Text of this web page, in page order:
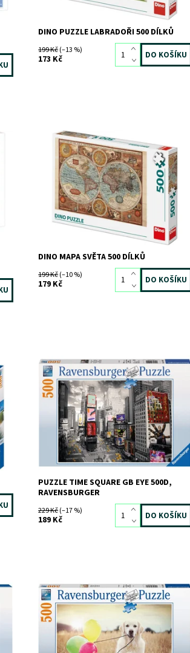
DINO PUZZLE LABRADOŘI 500 DÍLKŮ
199 Kč(–13 %)
173 Kč
Dostupnost: Skladem>3 ks
8090
Značka:
DINO
DINO MAPA SVĚTA 500 DÍLKŮ
199 Kč(–10 %)
179 Kč
Dostupnost: Skladem3 ks
Kód:
1877
Značka:
RAVENSBURGER
PUZZLE TIME SQUARE GB EYE 500D,
RAVENSBURGER
229 Kč(–17 %)
189 Kč
Dostupnost: Skladem2 ks
Kód:
8455
Značka:
RAVENSBURGER